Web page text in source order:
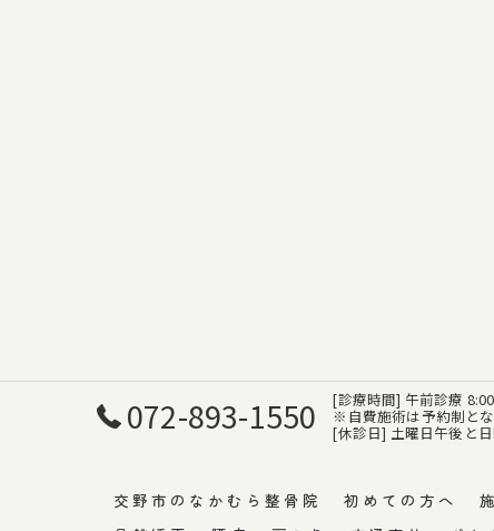
072-893-1550 [診療時間] 午前診療
※自費施術は予約制と
[休診日] 土曜日午後と
交野市のなかむら整骨院 初めての方へ